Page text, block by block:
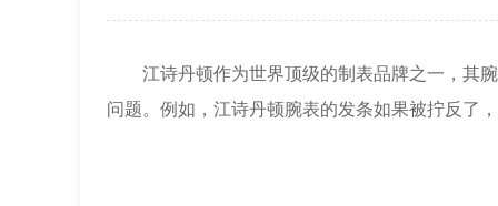
江诗丹顿作为世界顶级的制表品牌之一，其腕
问题。例如，江诗丹顿腕表的发条如果被拧反了